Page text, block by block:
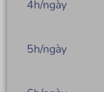
4h/ngày
5h/ngày